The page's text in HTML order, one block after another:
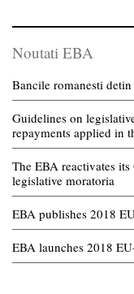
Noutati EBA
Bancile romanesti
Guidelines on
repayments applied in
The EBA reactivates
legislative moratoria
EBA publishes 2018
EBA launches 2018